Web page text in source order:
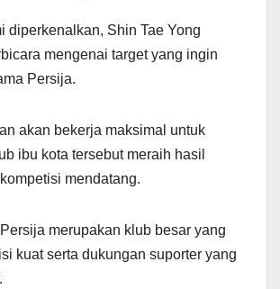
diperkenalkan, Shin Tae Yong
mengenai target yang ingin
Persija.
akan bekerja maksimal untuk
ibu kota tersebut meraih hasil
mendatang.
merupakan klub besar yang
kuat serta dukungan suporter yang